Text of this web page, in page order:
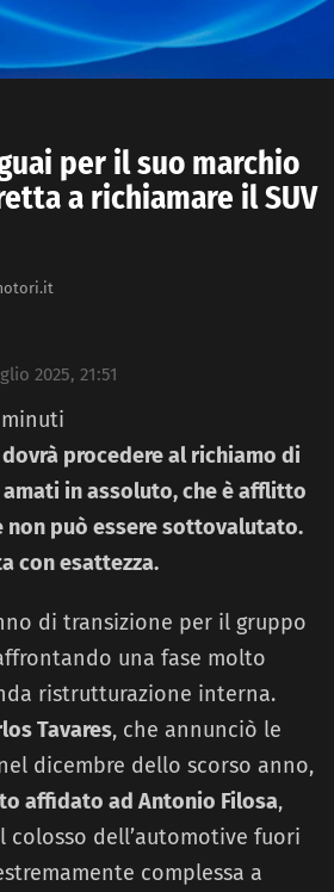
per il suo marchio
a richiamare il SUV
2025, 21:51
minuti
procedere al richiamo di
in assoluto, che è afflitto
non può essere sottovalutato.
con esattezza.
di transizione per il gruppo
una fase molto
ristrutturazione interna.
Tavares, che annunciò le
dicembre dello scorso anno,
affidato ad Antonio Filosa,
colosso dell’automotive fuori
complessa a